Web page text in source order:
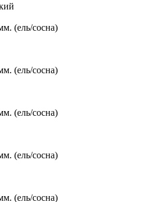
(ель/сосна)
(ель/сосна)
(ель/сосна)
(ель/сосна)
(ель/сосна)